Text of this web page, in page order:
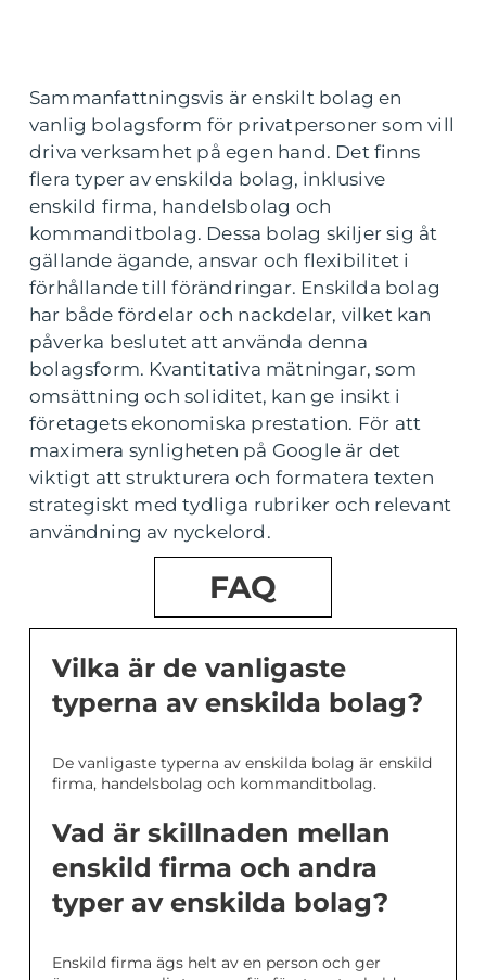
Sammanfattningsvis är enskilt bolag en
vanlig bolagsform för privatpersoner som vill
driva verksamhet på egen hand. Det finns
flera typer av enskilda bolag, inklusive
enskild firma, handelsbolag och
kommanditbolag. Dessa bolag skiljer sig åt
gällande ägande, ansvar och flexibilitet i
förhållande till förändringar. Enskilda bolag
har både fördelar och nackdelar, vilket kan
påverka beslutet att använda denna
bolagsform. Kvantitativa mätningar, som
omsättning och soliditet, kan ge insikt i
företagets ekonomiska prestation. För att
maximera synligheten på Google är det
viktigt att strukturera och formatera texten
strategiskt med tydliga rubriker och relevant
användning av nyckelord.
FAQ
Vilka är de vanligaste
typerna av enskilda bolag?
De vanligaste typerna av enskilda bolag är enskild
firma, handelsbolag och kommanditbolag.
Vad är skillnaden mellan
enskild firma och andra
typer av enskilda bolag?
Enskild firma ägs helt av en person och ger